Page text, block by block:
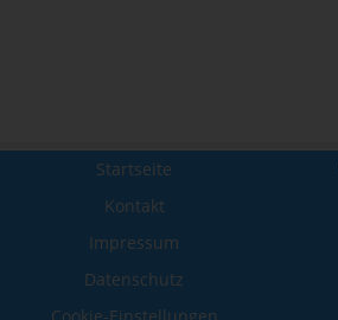
Startseite
Kontakt
Impressum
Datenschutz